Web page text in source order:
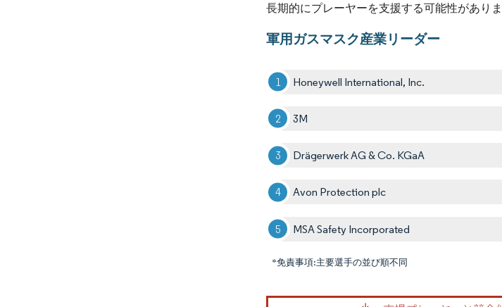
長期的にプレーヤーを支援する可能性がありま
軍用ガスマスク産業リーダー
Honeywell International, Inc.
3M
Drägerwerk AG & Co. KGaA
Avon Protection plc
MSA Safety Incorporated
*免責事項:主要選手の並び順不同